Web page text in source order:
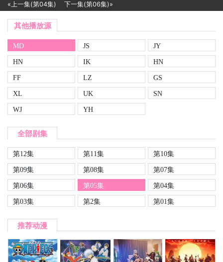
«上一集(第04集) 下一集(第06集)»
其他播放源
MD JS
JY
HN
IK
HN
FF
LZ
GS
XL
UK
SN
WJ
YH
全部剧集
第12集 第11集
第10集
第09集
第08集
第07集
第06集
第05集
第04集
第03集
第2集 第01集
推荐动漫